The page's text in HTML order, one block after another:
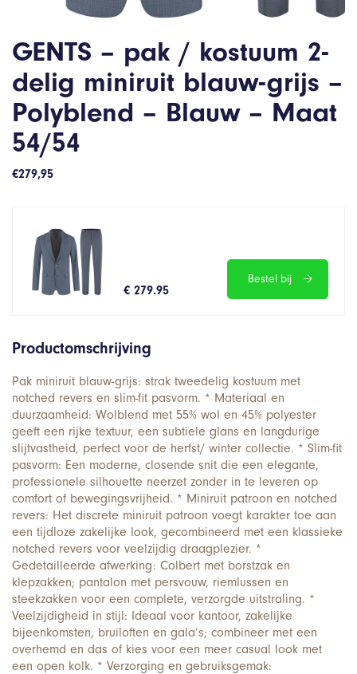
GENTS – pak / kostuum 2-
delig miniruit blauw-grijs –
Polyblend – Blauw – Maat
54/54
€279,95
€ 279.95
Bestel bij
Productomschrijving
Pak miniruit blauw-grijs: strak tweedelig kostuum met
notched revers en slim-fit pasvorm. * Materiaal en
duurzaamheid: Wolblend met 55% wol en 45% polyester
geeft een rijke textuur, een subtiele glans en langdurige
slijtvastheid, perfect voor de herfst/ winter collectie. * Slim-fit
pasvorm: Een moderne, closende snit die een elegante,
professionele silhouette neerzet zonder in te leveren op
comfort of bewegingsvrijheid. * Miniruit patroon en notched
revers: Het discrete miniruit patroon voegt karakter toe aan
een tijdloze zakelijke look, gecombineerd met een klassieke
notched revers voor veelzijdig draagplezier. *
Gedetailleerde afwerking: Colbert met borstzak en
klepzakken; pantalon met persvouw, riemlussen en
steekzakken voor een complete, verzorgde uitstraling. *
Veelzijdigheid in stijl: Ideaal voor kantoor, zakelijke
bijeenkomsten, bruiloften en gala’s; combineer met een
overhemd en das of kies voor een meer casual look met
een open kolk. * Verzorging en gebruiksgemak: